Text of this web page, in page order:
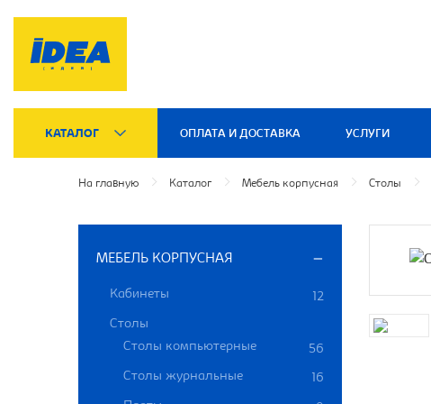
КАТАЛОГ ОПЛАТА И ДОСТАВКА УСЛУГИ
На главную Каталог Мебель корпусная Столы
МЕБЕЛЬ КОРПУСНАЯ
Кабинеты
12
Столы
Столы компьютерные
56
Столы журнальные
16